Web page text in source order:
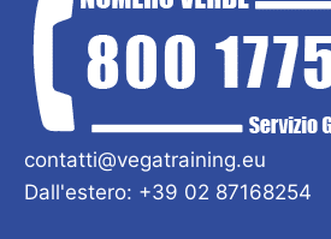
contatti@vegatraining.eu
Dall'estero: +39 02 87168254